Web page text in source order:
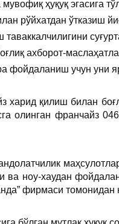
ҳуқуқ эгасига
рўйхатдан ўтказиш
ахборот-
фойдаланиш учун уни
харид қилиш билан
олинган франчайз
ва ноу-хаудан
фирмаси томонидан